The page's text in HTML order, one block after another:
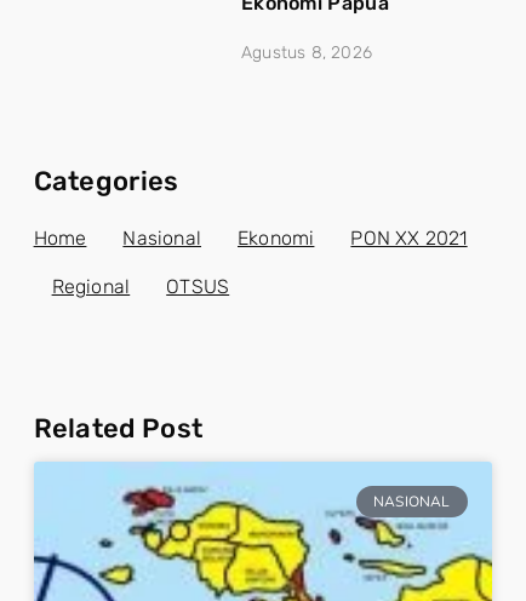
Agustus 8, 2026
Categories
Home Nasional Ekonomi PON XX 2021
Regional OTSUS
Related Post
NASIONAL